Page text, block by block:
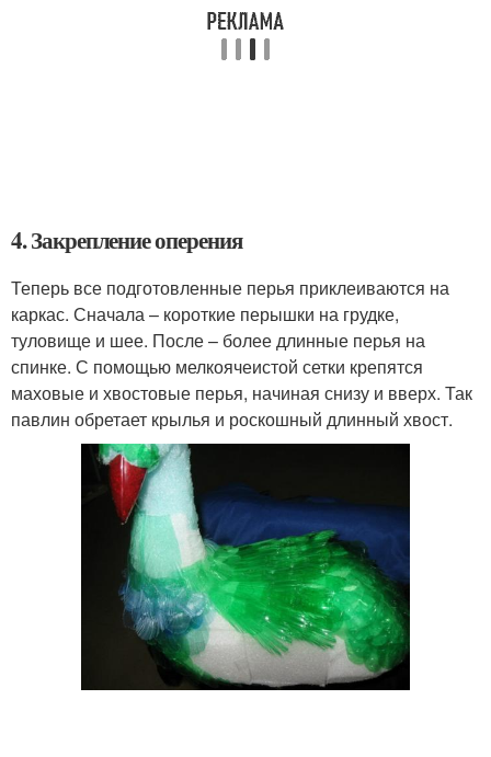
4. Закрепление оперения
Теперь все подготовленные перья приклеиваются на
каркас. Сначала – короткие перышки на грудке,
туловище и шее. После – более длинные перья на
спинке. С помощью мелкоячеистой сетки крепятся
маховые и хвостовые перья, начиная снизу и вверх. Так
павлин обретает крылья и роскошный длинный хвост.